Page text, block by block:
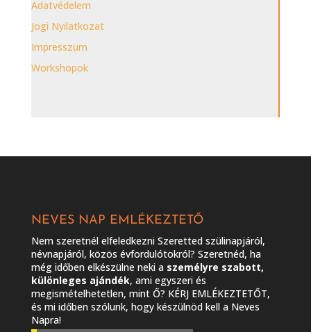
Adatvédelem
Jogi Nyilatkozat
Impresszum
Workshopok
NEVES NAP EMLÉKEZTETŐ
Nem szeretnél elfeledkezni Szeretted szülinapjáról,
névnapjáról, közös évfordulótokról? Szeretnéd, ha
még időben elkészülne neki a személyre szabott,
különleges ajándék, ami egyszeri és
megismételhetetlen, mint Ő? KÉRJ EMLÉKEZTETŐT,
és mi időben szólunk, hogy készülnöd kell a Neves
Napra!